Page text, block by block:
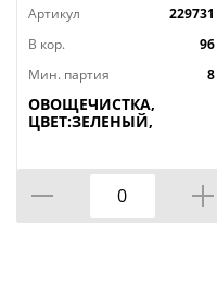
Артикул
229731
В кор.
96
Мин. партия
8
ОВОЩЕЧИСТКА,
ЦВЕТ:ЗЕЛЕНЫЙ,